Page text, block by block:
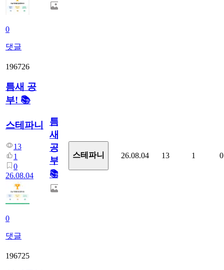
0
댓글
196726
틈새 공
부! 📚
스테파니
13
1
0
26.08.04
0
댓글
틈
새
공
부!
📚
스테파니 26.08.04 13 1 0
196725